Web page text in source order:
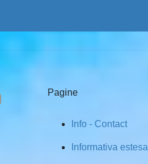
Pagine
Info - Contact
Informativa estesa